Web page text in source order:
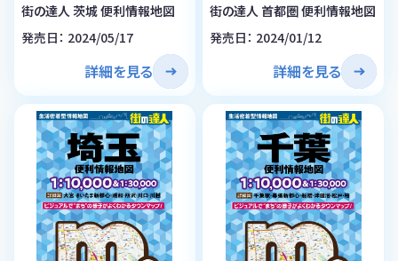
街の達人 茨城 便利情報地図
発売日： 2024/05/17
詳細を見る
街の達人 首都圏 便利情報地図
発売日： 2024/01/12
詳細を見る